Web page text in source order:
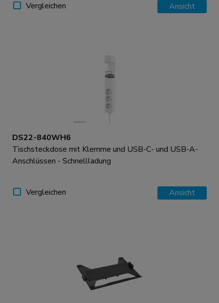
Vergleichen Ansicht
DS22-840WH6
Tischsteckdose mit Klemme und USB-C- und USB-A-
Anschlüssen - Schnellladung
Vergleichen Ansicht